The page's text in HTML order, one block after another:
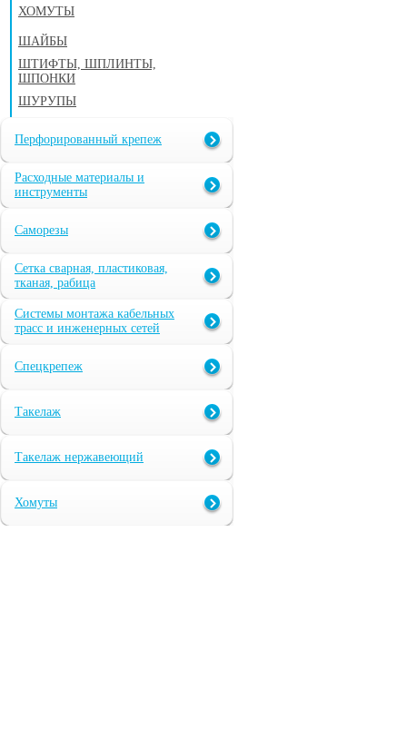
ХОМУТЫ
ШАЙБЫ
ШТИФТЫ, ШПЛИНТЫ,
ШПОНКИ
ШУРУПЫ
Перфорированный крепеж
Расходные материалы и
инструменты
Саморезы
Сетка сварная, пластиковая,
тканая, рабица
Системы монтажа кабельных
трасс и инженерных сетей
Спецкрепеж
Такелаж
Такелаж нержавеющий
Хомуты